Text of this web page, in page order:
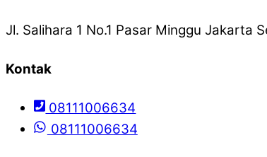
Jl. Salihara 1 No.1 Pasar Minggu Jakarta
Kontak
08111006634
08111006634